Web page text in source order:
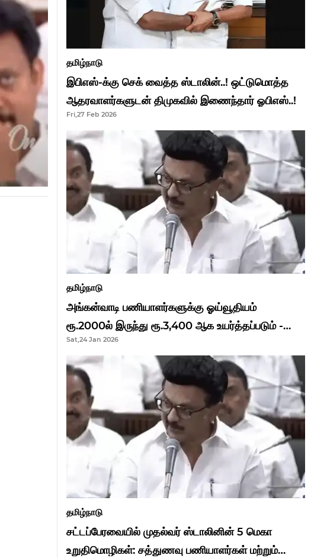
தமிழ்நாடு
இபிஎஸ்-க்கு செக் வைத்த ஸ்டாலின்..! ஒட்டுமொத்த
ஆதரவாளர்களுடன் திமுகவில் இணைந்தார் ஓபிஎஸ்..!
Fri,27 Feb 2026
தமிழ்நாடு
அங்கன்வாடி பணியாளர்களுக்கு ஓய்வூதியம்
ரூ.2000ல் இருந்து ரூ.3,400 ஆக உயர்த்தப்படும் -
முதல்வர் மு.க.ஸ்டாலின்..!
Sat,24 Jan 2026
தமிழ்நாடு
சட்டப்பேரவையில் முதல்வர் ஸ்டாலினின் 5 மெகா
உறுதிமொழிகள்: சத்துணவு பணியாளர்கள் மற்றும்